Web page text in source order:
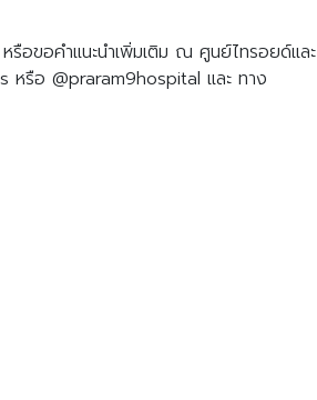
รือขอคำแนะนำเพิ่มเติม ณ ศูนย์ไทรอยด์และ
หรือ @praram9hospital และ ทาง